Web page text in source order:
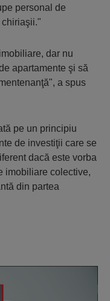
personal de
dar nu
apartamente şi să
a spus
pe un principiu
de investiţii care se
dacă este vorba
imobiliare colective,
din partea